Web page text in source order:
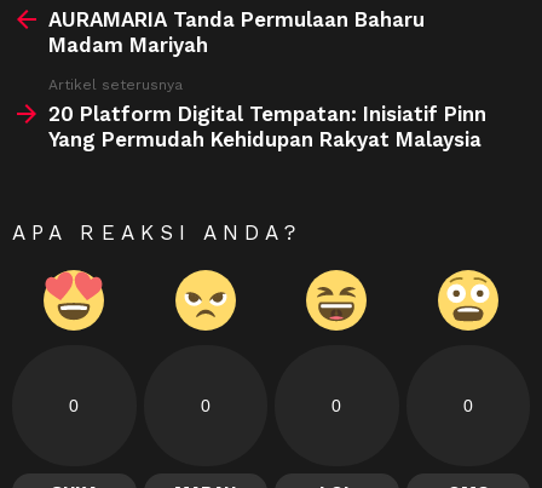
moreAURAMARIA Tanda Permulaan Baharu
Madam Mariyah
Artikel seterusnya
20 Platform Digital Tempatan: Inisiatif Pinn
Yang Permudah Kehidupan Rakyat Malaysia
APA REAKSI ANDA?
0 0 0 0